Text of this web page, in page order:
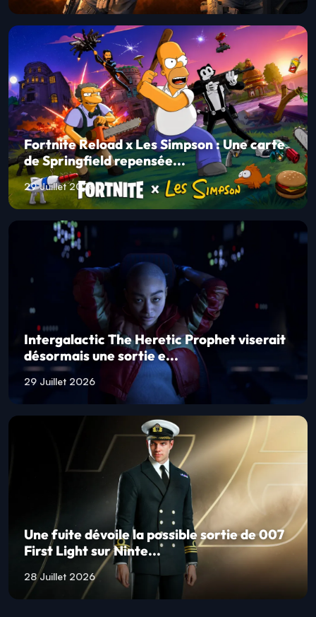
Fortnite Reload x Les Simpson : Une carte
de Springfield repensée...
29 Juillet 2026
Intergalactic The Heretic Prophet viserait
désormais une sortie e...
29 Juillet 2026
Une fuite dévoile la possible sortie de 007
First Light sur Ninte...
28 Juillet 2026